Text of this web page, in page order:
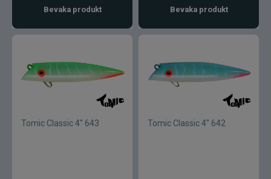
Bevaka produkt Bevaka produkt
Tomic Classic 4" 643 Tomic Classic 4" 642